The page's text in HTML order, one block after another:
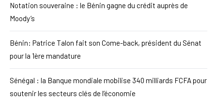
Notation souveraine : le Bénin gagne du crédit auprès de
Moody’s
Bénin: Patrice Talon fait son Come-back, président du Sénat
pour la 1ère mandature
Sénégal : la Banque mondiale mobilise 340 milliards FCFA pour
soutenir les secteurs clés de l’économie